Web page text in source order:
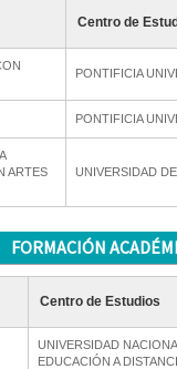
Centro de
PONTIFICIA
PONTIFICIA
ARTES
UNIVERSIDAD
FORMACIÓN
Centro de Estudios
UNIVERSIDAD
EDUCACIÓN A